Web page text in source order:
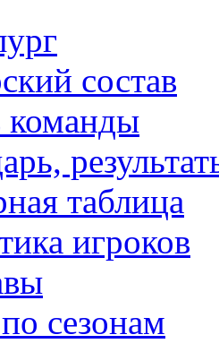
состав
команды
таблица
игроков
сезонам